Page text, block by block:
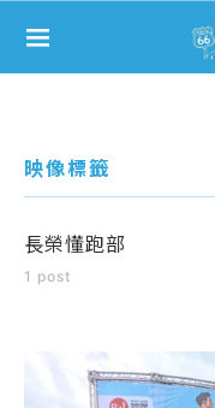
Search for:
映像標籤
長榮懂跑部
1 post